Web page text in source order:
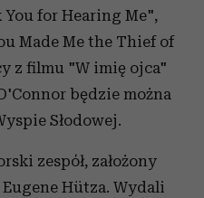
for Hearing Me",
Made Me the Thief of
z filmu "W imię ojca"
będzie można
Słodowej.
zespół, założony
Hütza. Wydali